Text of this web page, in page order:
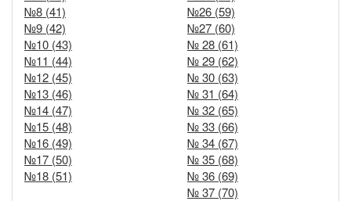
№8 (41)
№9 (42)
№10 (43)
№11 (44)
№12 (45)
№13 (46)
№14 (47)
№15 (48)
№16 (49)
№17 (50)
№18 (51)
№26 (59)
№27 (60)
№ 28 (61)
№ 29 (62)
№ 30 (63)
№ 31 (64)
№ 32 (65)
№ 33 (66)
№ 34 (67)
№ 35 (68)
№ 36 (69)
№ 37 (70)